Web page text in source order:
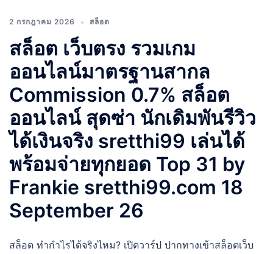
2 กรกฎาคม 2026 สล็อต
สล็อต เว็บตรง รวมเกม
ออนไลน์มาตรฐานสากล
Commission 0.7% สล็อต
ออนไลน์ สุดซ่า นักเดิมพันรีวิว
ได้เงินจริง sretthi99 เล่นได้
พร้อมจ่ายทุกยอด Top 31 by
Frankie sretthi99.com 18
September 26
สล็อต ทำกำไรได้จริงไหม? เปิดวาร์ป ปากทางเข้าสล็อตเว็บ